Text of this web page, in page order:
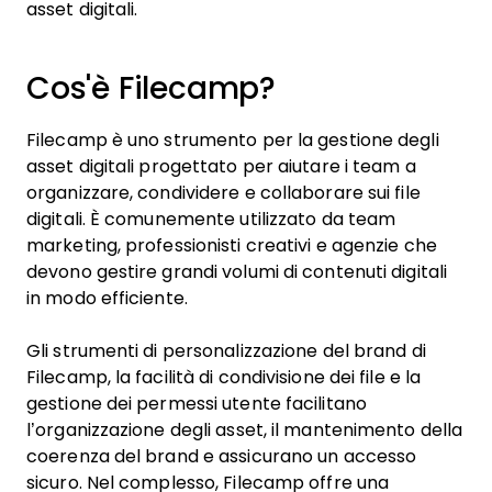
asset digitali.
Cos'è Filecamp?
Filecamp è uno strumento per la gestione degli
asset digitali progettato per aiutare i team a
organizzare, condividere e collaborare sui file
digitali. È comunemente utilizzato da team
marketing, professionisti creativi e agenzie che
devono gestire grandi volumi di contenuti digitali
in modo efficiente.
Gli strumenti di personalizzazione del brand di
Filecamp, la facilità di condivisione dei file e la
gestione dei permessi utente facilitano
l’organizzazione degli asset, il mantenimento della
coerenza del brand e assicurano un accesso
sicuro. Nel complesso, Filecamp offre una